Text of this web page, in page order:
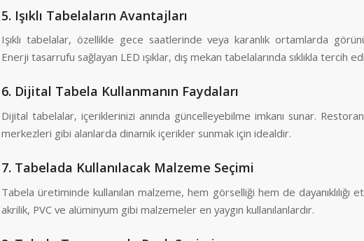
5. Işıklı Tabelaların Avantajları
Işıklı tabelalar, özellikle gece saatlerinde veya karanlık ortamlarda
Enerji tasarrufu sağlayan LED ışıklar, dış mekan tabelalarında sıklıkla tercih
6. Dijital Tabela Kullanmanın Faydaları
Dijital tabelalar, içeriklerinizi anında güncelleyebilme imkanı sunar.
merkezleri gibi alanlarda dinamik içerikler sunmak için idealdir.
7. Tabelada Kullanılacak Malzeme Seçimi
Tabela üretiminde kullanılan malzeme, hem görselliği hem de dayanıklılığı
akrilik, PVC ve alüminyum gibi malzemeler en yaygın kullanılanlardır.